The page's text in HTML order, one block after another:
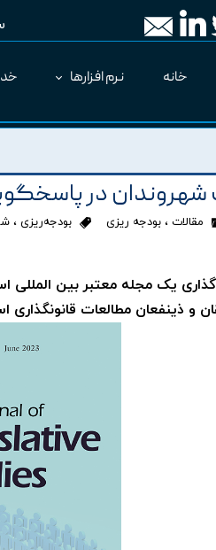
خانه نرم افزارها
شهروندان در
مقالات ، بودجه ریزی بودجه‌ریزی ،
یک مجله معتبر بین
و ذینفعان مطالعات قانونگذاری